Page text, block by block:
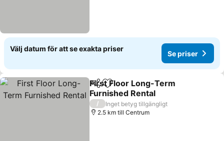
Välj datum för att se exakta priser
Se priser
Dela Lägg till i Mina Favoriter
First Floor Long-Term
Furnished Rental
Se priser
/
Inget betyg tillgängligt
2.5 km till Centrum